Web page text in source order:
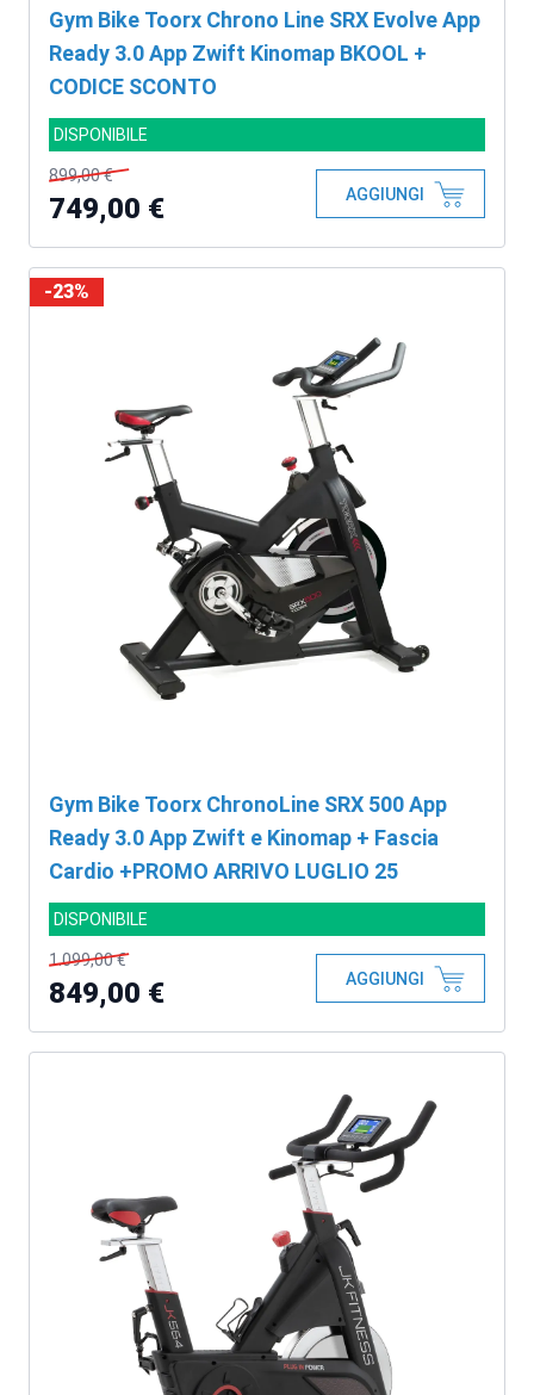
Gym Bike Toorx Chrono Line SRX Evolve App
Ready 3.0 App Zwift Kinomap BKOOL +
CODICE SCONTO
DISPONIBILE
899,00 €
749,00 € AGGIUNGI
Gym Bike Toorx ChronoLine SRX 500 App
Ready 3.0 App Zwift e Kinomap + Fascia
Cardio +PROMO ARRIVO LUGLIO 25
DISPONIBILE
-23%
1.099,00 €
849,00 € AGGIUNGI